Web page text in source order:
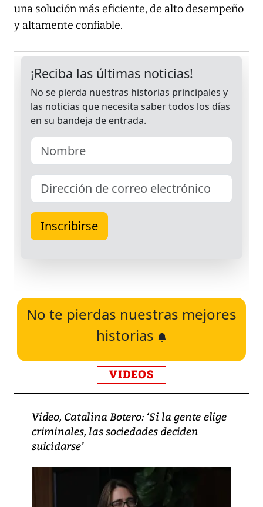
una solución más eficiente, de alto desempeño
y altamente confiable.
No te pierdas nuestras mejores
historias
VIDEOS
Video, Catalina Botero: ‘Si la gente elige
criminales, las sociedades deciden
suicidarse’